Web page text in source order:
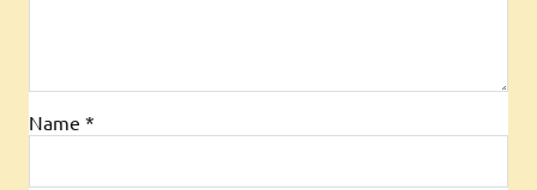
Name *